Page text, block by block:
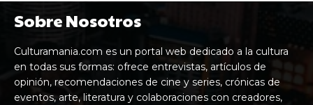
Sobre Nosotros
Culturamania.com es un portal web dedicado a la cultura
en todas sus formas: ofrece entrevistas, artículos de
opinión, recomendaciones de cine y series, crónicas de
eventos, arte, literatura y colaboraciones con creadores,